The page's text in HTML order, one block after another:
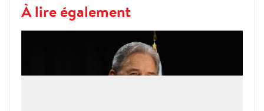
À lire également